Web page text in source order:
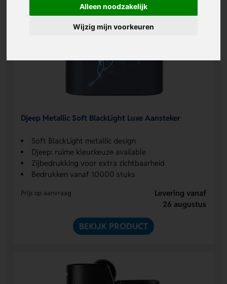
Alleen noodzakelijk
Wijzig mijn voorkeuren
Djeep Metallic Soft BlackLight Luxe Aansteker
Soft BlackLight metallic design
Djeep: ruime kleurkeuze available
Zijbedrukking voor extra zichtbaarheid
Bedrukken vanaf 10000 stuks
Prijs op aanvraag
Levering vanaf
26 augustus
BEKIJK PRODUCT